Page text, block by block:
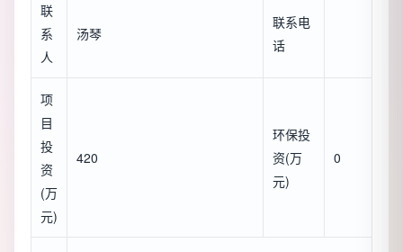
联
系
人
汤琴
联系电
话
项
目
投
资
(万
元)
420
环保投
资(万
元)
0